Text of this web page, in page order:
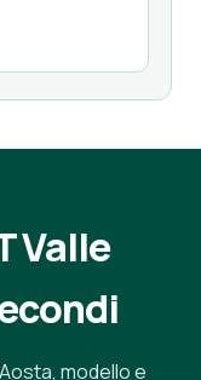
Valle
modello e